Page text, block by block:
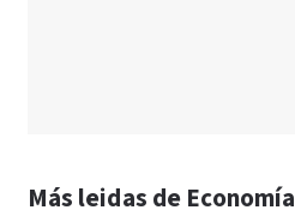
Más leidas de Economía